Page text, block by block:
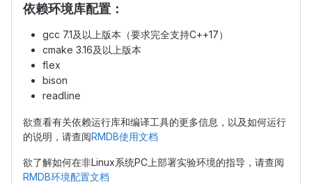
依赖环境库配置：
gcc 7.1及以上版本（要求完全支持C++17）
cmake 3.16及以上版本
flex
bison
readline
欲查看有关依赖运行库和编译工具的更多信息，以及如何运行
的说明，请查阅RMDB使用文档
欲了解如何在非Linux系统PC上部署实验环境的指导，请查阅
RMDB环境配置文档